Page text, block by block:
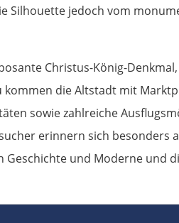
Silhouette jedoch vom
Christus-König-
kommen die Altstadt mit
sowie zahlreiche
erinnern sich besonders
Geschichte und Moderne und